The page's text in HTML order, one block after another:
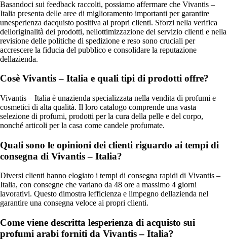
Basandoci sui feedback raccolti, possiamo affermare che Vivantis –
Italia presenta delle aree di miglioramento importanti per garantire
unesperienza dacquisto positiva ai propri clienti. Sforzi nella verifica
delloriginalità dei prodotti, nellottimizzazione del servizio clienti e nella
revisione delle politiche di spedizione e reso sono cruciali per
accrescere la fiducia del pubblico e consolidare la reputazione
dellazienda.
Cosè Vivantis – Italia e quali tipi di prodotti offre?
Vivantis – Italia è unazienda specializzata nella vendita di profumi e
cosmetici di alta qualità. Il loro catalogo comprende una vasta
selezione di profumi, prodotti per la cura della pelle e del corpo,
nonché articoli per la casa come candele profumate.
Quali sono le opinioni dei clienti riguardo ai tempi di
consegna di Vivantis – Italia?
Diversi clienti hanno elogiato i tempi di consegna rapidi di Vivantis –
Italia, con consegne che variano da 48 ore a massimo 4 giorni
lavorativi. Questo dimostra lefficienza e limpegno dellazienda nel
garantire una consegna veloce ai propri clienti.
Come viene descritta lesperienza di acquisto sui
profumi arabi forniti da Vivantis – Italia?